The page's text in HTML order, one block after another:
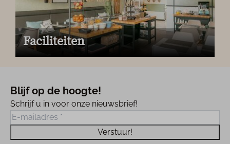
Faciliteiten
Blijf op de hoogte!
Schrijf u in voor onze nieuwsbrief!
Verstuur!